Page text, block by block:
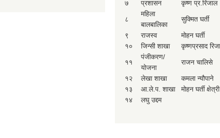
७ प्रशासन कृष्ण प्र.रिजाल
८
महिला
बालबालिका
सुक्मित घर्ती
९ राजस्व
मोहन घर्ती
१०
जिन्सी शाखा कृष्णप्रसाद
११
पंजीकरण/
योजना
राजन चालिसे
१२ लेखा शाखा
कमला न्यौपाने
१३
आ.ले.प. शाखा
मोहन घर्ती क्षेत्री
१४
लघु उद्दम